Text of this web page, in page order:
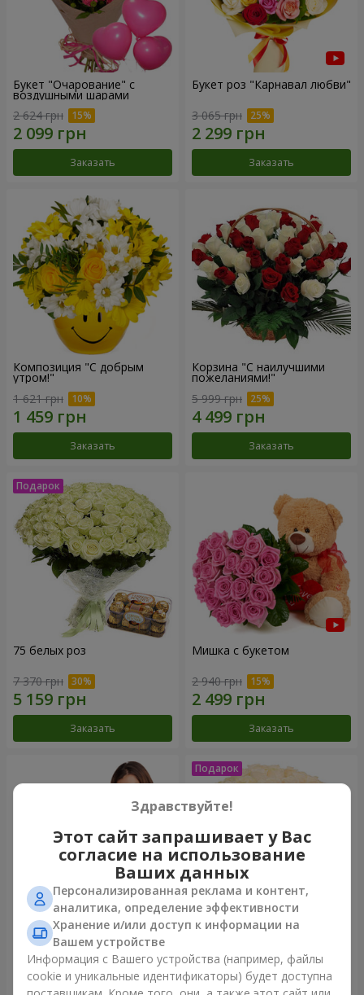
Букет "Очарование" с
воздушными шарами
2 624 грн
Заказать
Букет роз "Карнавал любви"
3 065 грн
Заказать
Композиция "С добрым
утром!"
1 621 грн
Заказать
Корзина "С наилучшими
пожеланиями!"
5 999 грн
Заказать
75 белых роз
7 370 грн
Заказать
Мишка с букетом
2 940 грн
Заказать
151 красная роза
15 744 грн
Букет "Очей очарованье"
4 074 грн
Здравствуйте!
Этот сайт запрашивает у Вас
согласие на использование
Ваших данных
Персонализированная реклама и контент,
аналитика, определение эффективности
Хранение и/или доступ к информации на
Вашем устройстве
Информация с Вашего устройства (например, файлы
cookie и уникальные идентификаторы) будет доступна